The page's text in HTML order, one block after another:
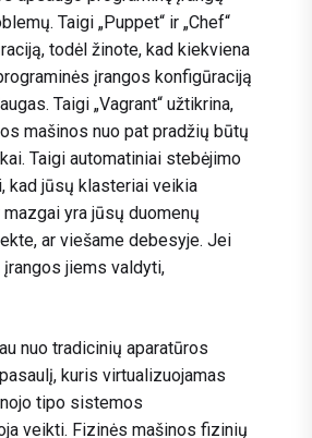
Taigi „Puppet“ ir „Chef“
todėl žinote, kad kiekviena
įrangos konfigūraciją
Taigi „Vagrant“ užtikrina,
mašinos nuo pat pradžių būtų
Taigi automatiniai stebėjimo
kad jūsų klasteriai veikia
yra jūsų duomenų
ar viešame debesyje. Jei
jiems valdyti,
nuo tradicinių aparatūros
kuris virtualizuojamas
tipo sistemos
veikti. Fizinės mašinos fizinių